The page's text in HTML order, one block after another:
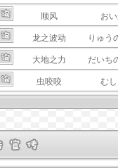
顺风 お
龙之波动 りゅう
大地之力 だいち
虫咬咬 む